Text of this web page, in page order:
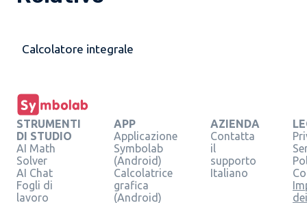
Calcolatore integrale
STRUMENTI
DI STUDIO
AI Math
Solver
AI Chat
Fogli di
lavoro
APP
Applicazione
Symbolab
(Android)
Calcolatrice
grafica
(Android)
AZIENDA
Contatta
il
supporto
Italiano